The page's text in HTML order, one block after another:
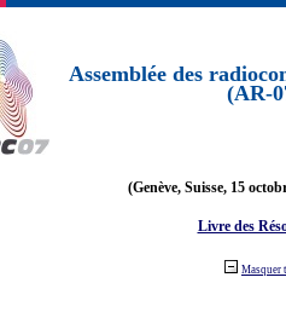
Assemblée des
(AR-
(Genève, Suisse, 15
Livre des
Masquer